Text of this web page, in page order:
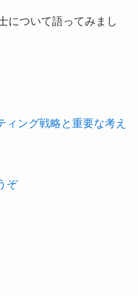
について語ってみまし
ィング戦略と重要な考え
ぞ